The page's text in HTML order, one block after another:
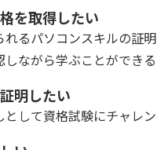
を取得したい
るパソコンスキルの証明
ながら学ぶことができ
明したい
して資格試験にチャレ